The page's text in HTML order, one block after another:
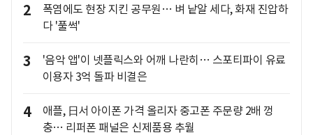
2
폭염에도 현장 지킨 공무원… 벼 낱알 세다, 화재 진압하
다 '풀썩'
3
'음악 앱'이 넷플릭스와 어깨 나란히… 스포티파이 유료
이용자 3억 돌파 비결은
4
애플, 日서 아이폰 가격 올리자 중고폰 주문량 2배 껑
충… 리퍼폰 패널은 신제품용 추월